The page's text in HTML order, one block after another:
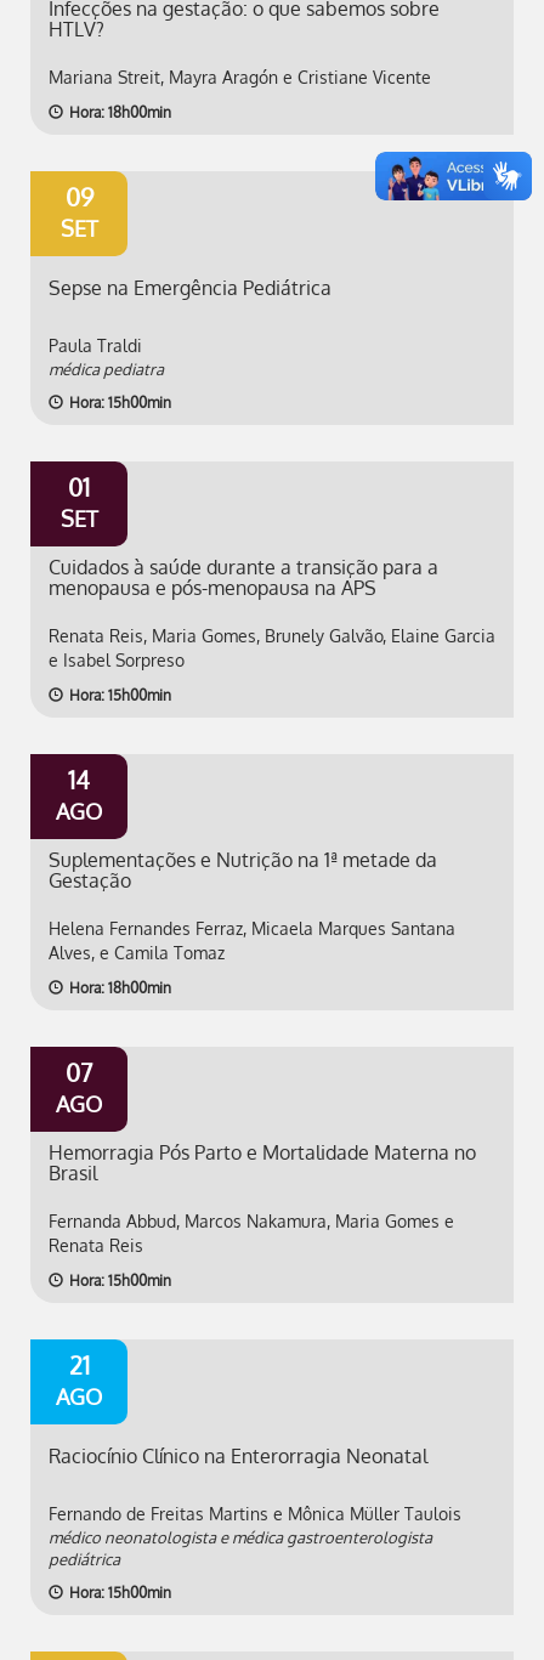
Infecções na gestação: o que sabemos sobre
HTLV?
Mariana Streit, Mayra Aragón e Cristiane Vicente
Hora: 18h00min
09
SET
Sepse na Emergência Pediátrica
Paula Traldi
médica pediatra
Hora: 15h00min
01
SET
Cuidados à saúde durante a transição para a
menopausa e pós-menopausa na APS
Renata Reis, Maria Gomes, Brunely Galvão, Elaine Garcia
e Isabel Sorpreso
Hora: 15h00min
14
AGO
Suplementações e Nutrição na 1ª metade da
Gestação
Helena Fernandes Ferraz, Micaela Marques Santana
Alves, e Camila Tomaz
Hora: 18h00min
07
AGO
Hemorragia Pós Parto e Mortalidade Materna no
Brasil
Fernanda Abbud, Marcos Nakamura, Maria Gomes e
Renata Reis
Hora: 15h00min
21
AGO
Raciocínio Clínico na Enterorragia Neonatal
Fernando de Freitas Martins e Mônica Müller Taulois
médico neonatologista e médica gastroenterologista
pediátrica
Hora: 15h00min